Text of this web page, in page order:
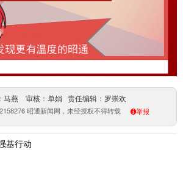
马燕 审核：单娟 责任编辑：罗崇欢
昭通新闻网，未经授权不得转载 举报
基行动